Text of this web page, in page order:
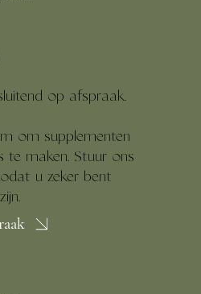
op afspraak.
om supplementen
te maken. Stuur ons
u zeker bent